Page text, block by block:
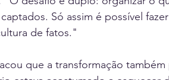
Só assim é possível
de fatos."
que a transformação